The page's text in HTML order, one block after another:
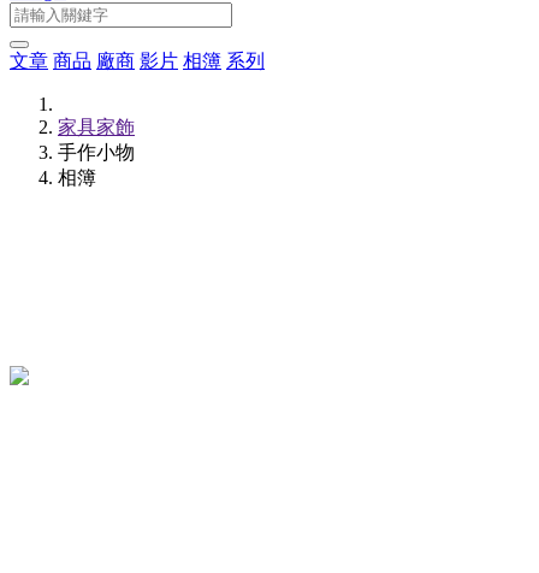
文章 商品 廠商 影片 相簿 系列
家具家飾
手作小物
相簿